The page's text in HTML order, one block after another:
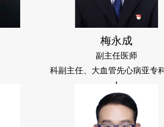
梅永成
副主任医师
科副主任、大血管先心病亚专
人